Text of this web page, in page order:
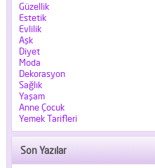
Güzellik
Estetik
Evlilik
Aşk
Diyet
Moda
Dekorasyon
Sağlık
Yaşam
Anne Çocuk
Yemek Tarifleri
Son Yazılar